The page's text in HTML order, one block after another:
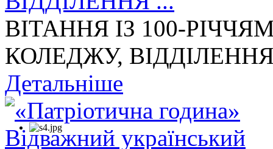
ВІТАННЯ ІЗ 100-
КОЛЕДЖУ,
Детальніше